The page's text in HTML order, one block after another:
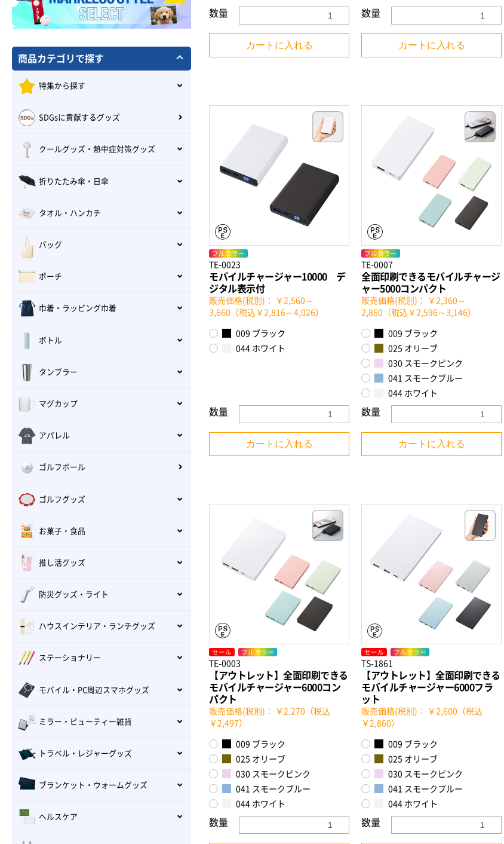
数量
カートに入れる
数量
カートに入れる
フルカラー
TE-0023
モバイルチャージャー10000 デ
ジタル表示付
販売価格(税別)： ￥2,560～
3,660（税込￥2,816～4,026）
009 ブラック
044 ホワイト
数量
カートに入れる
フルカラー
TE-0007
全面印刷できるモバイルチャージ
ャー5000コンパクト
販売価格(税別)： ￥2,360～
2,860（税込￥2,596～3,146）
009 ブラック
025 オリーブ
030 スモークピンク
041 スモークブルー
044 ホワイト
数量
カートに入れる
セール フルカラー
TE-0003
【アウトレット】全面印刷できる
モバイルチャージャー6000コン
パクト
販売価格(税別)： ￥2,270（税込
￥2,497）
009 ブラック
025 オリーブ
030 スモークピンク
041 スモークブルー
044 ホワイト
数量
セール フルカラー
TS-1861
【アウトレット】全面印刷できる
モバイルチャージャー6000フラ
ット
販売価格(税別)： ￥2,600（税込
￥2,860）
009 ブラック
025 オリーブ
030 スモークピンク
041 スモークブルー
044 ホワイト
数量
お買い物を続ける カートへ進む
商品カテゴリで探す
特集から探す
SDGsに貢献するグッズ
クールグッズ・熱中症対策グッズ
折りたたみ傘・日傘
タオル・ハンカチ
バッグ
ポーチ
巾着・ラッピング巾着
ボトル
タンブラー
マグカップ
アパレル
ゴルフボール
ゴルフグッズ
お菓子・食品
推し活グッズ
防災グッズ・ライト
ハウスインテリア・ランチグッズ
ステーショナリー
モバイル・PC周辺スマホグッズ
ミラー・ビューティー雑貨
トラベル・レジャーグッズ
ブランケット・ウォームグッズ
ヘルスケア